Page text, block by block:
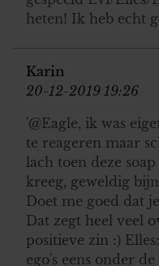
heten! Ik heb echt
Karin
20-12-2019 19:26
'@Eagle, ik was
te reageren maar
lach toen deze
kreeg, geweldig
Doet me goed dat
Dat zegt heel veel
positieve zin :)
ego's eens onder